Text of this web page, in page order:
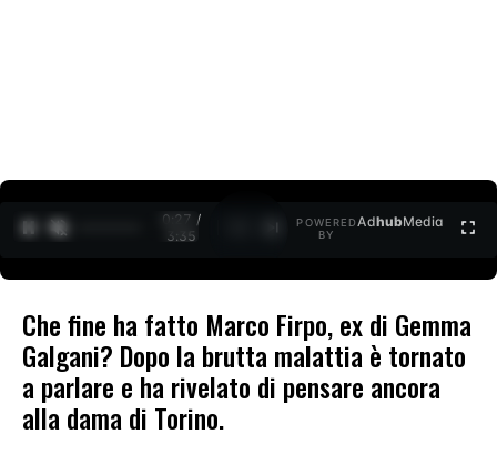
0:27 /
3:35
POWERED
BY
AdhubMedia
Che fine ha fatto Marco Firpo, ex di Gemma
Galgani? Dopo la brutta malattia è tornato
a parlare e ha rivelato di pensare ancora
alla dama di Torino.